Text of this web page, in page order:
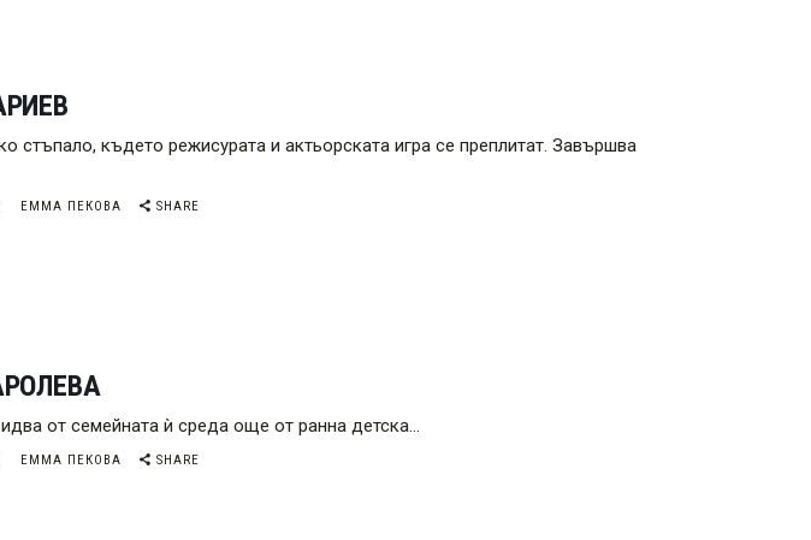
стъпало, където режисурата и актьорската игра се преплитат. Завършва
ЕММА ПЕКОВА SHARE
от семейната ѝ среда още от ранна детска…
ЕММА ПЕКОВА SHARE